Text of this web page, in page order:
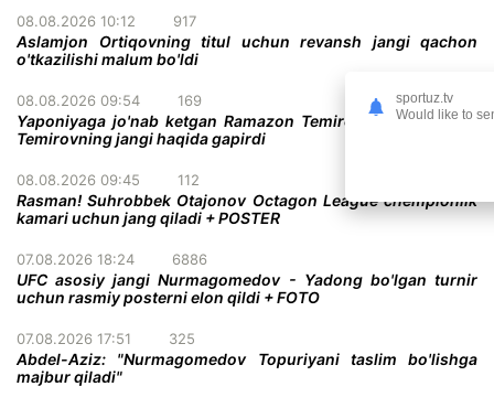
08.08.2026 10:12 917
Aslamjon Ortiqovning titul uchun revansh jangi qachon
o'tkazilishi malum bo'ldi
08.08.2026 09:54 169
Yaponiyaga jo'nab ketgan Ramazon Temirov ukasi Azizbek
Temirovning jangi haqida gapirdi
08.08.2026 09:45 112
Rasman! Suhrobbek Otajonov Octagon League chempionlik
kamari uchun jang qiladi + POSTER
07.08.2026 18:24 6886
UFC asosiy jangi Nurmagomedov - Yadong bo'lgan turnir
uchun rasmiy posterni elon qildi + FOTO
07.08.2026 17:51 325
Abdel-Aziz: "Nurmagomedov Topuriyani taslim bo'lishga
majbur qiladi"
sportuz.tv
Would like to